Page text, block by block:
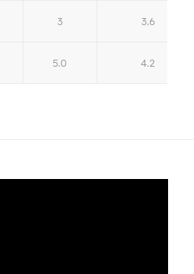
3 3.6
5.0 4.2